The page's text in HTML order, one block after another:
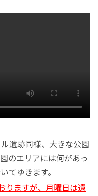
遺跡同様、大きな公園
のエリアには何があっ
てゆきます。
りますが、月曜日は遺